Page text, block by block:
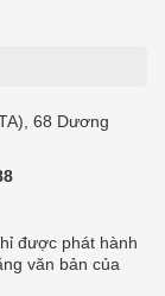
68 Dương
được phát hành
văn bản của